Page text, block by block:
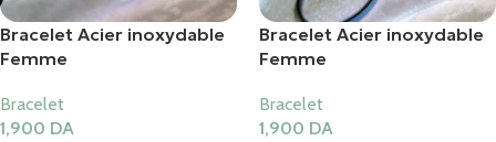
Bracelet Acier inoxydable
Femme
Bracelet
1,900 DA
Bracelet Acier inoxydable
Femme
Bracelet
1,900 DA